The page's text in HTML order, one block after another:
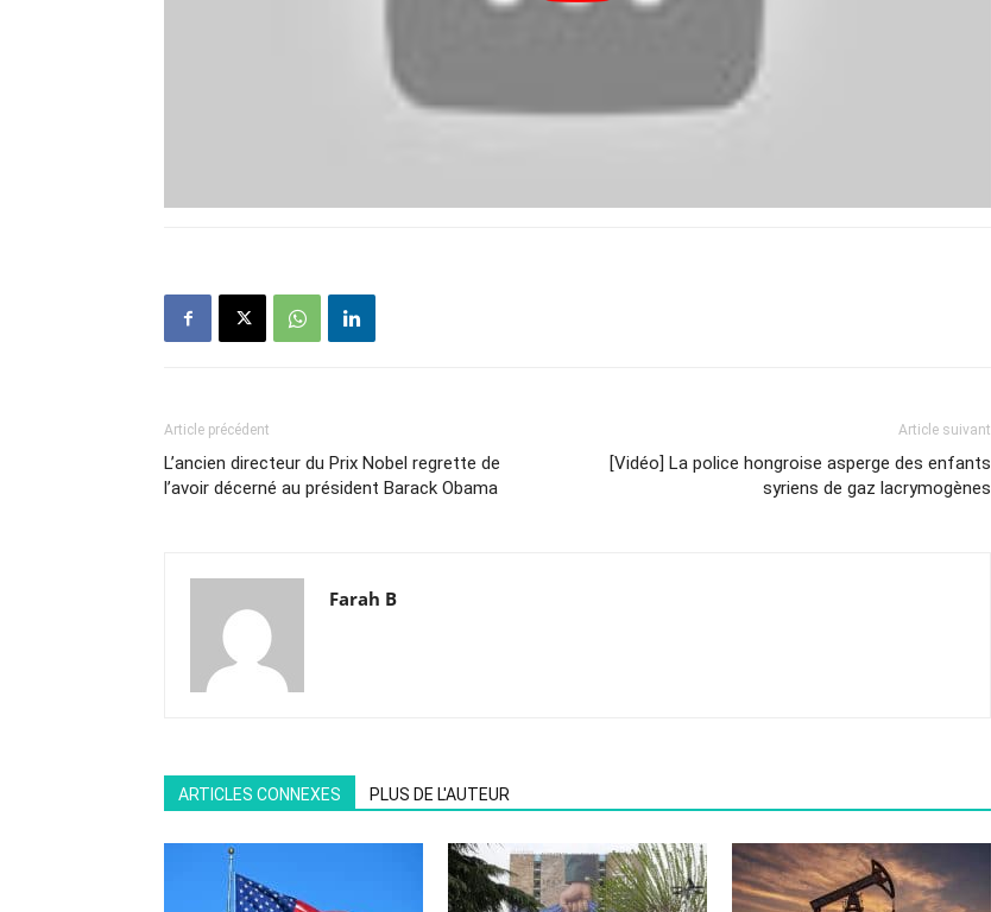
Article précédent
L’ancien directeur du Prix Nobel regrette de
l’avoir décerné au président Barack Obama
Article suivant
[Vidéo] La police hongroise asperge des enfants
syriens de gaz lacrymogènes
Farah B
ARTICLES CONNEXES PLUS DE L'AUTEUR